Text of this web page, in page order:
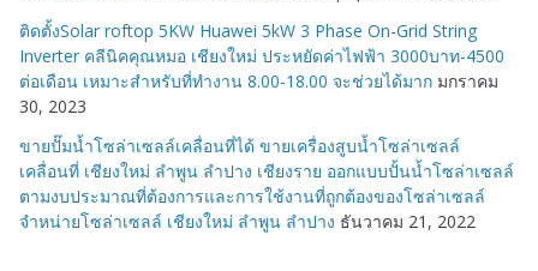
ติดตั้งSolar roftop 5KW Huawei 5kW 3 Phase On-Grid String
Inverter คลีนิคคุณหมอ เชียงใหม่ ประหยัดค่าไฟฟ้า 3000บาท-4500
ต่อเดือน เหมาะสำหรับที่ทำงาน 8.00-18.00 จะช่วยได้มาก มกราคม
30, 2023
ขายปั๊มน้ำโซล่าเซลล์เคลื่อนที่ได้ ขายเครื่องสูบน้ำโซล่าเซลล์
เคลื่อนที่ เชียงใหม่ ลำพูน ลำปาง เชียงราย ออกแบบปั้นน้ำโซล่าเซลล์
ตามงบประมาณที่ต้องการและการใช้งานที่ถูกต้องของโซล่าเซลล์
จำหน่ายโซล่าเซลล์ เชียงใหม่ ลำพูน ลำปาง ธันวาคม 21, 2022